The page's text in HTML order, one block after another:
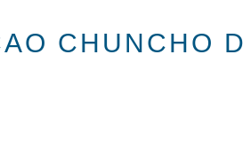
CHUNCHO